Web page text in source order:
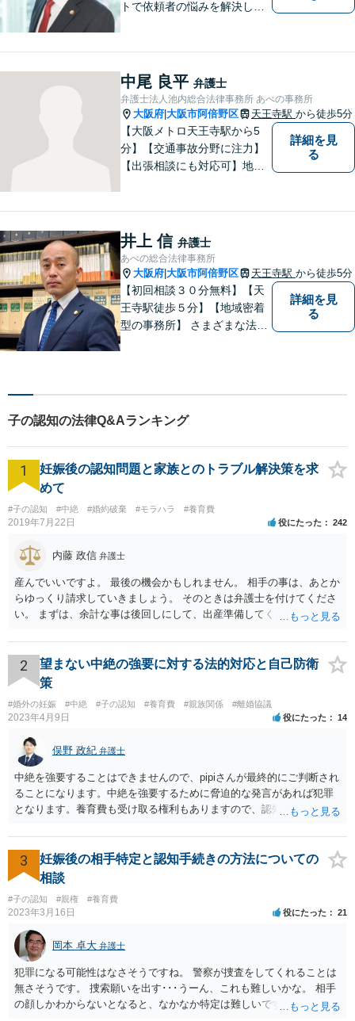
トで依頼者の悩みを解決しま
中尾 良平 弁護士
弁護士法人池内総合法律事務所 あべの事務所
大阪府 大阪市阿倍野区 天王寺駅 から徒歩5分
【大阪メトロ天王寺駅から5
分】【交通事故分野に注力】
【出張相談にも対応可】地元
幅広い法律サービスを提供い
たします。お気軽にご相談く
ださい。
詳細を見
る
井上 信 弁護士
あべの総合法律事務所
大阪府 大阪市阿倍野区 天王寺駅 から徒歩5分
【初回相談３０分無料】【天
王寺駅徒歩５分】【地域密着
型の事務所】 さまざまな法律
相続、インターネット上のト
ラブルに注力！！
詳細を見
る
子の認知の法律Q&Aランキング
1
妊娠後の認知問題と家族とのトラブル解決策を求
めて
#子の認知 #中絶 #婚約破棄 #モラハラ #養育費
2019年7月22日 役にたった 242
内藤 政信 弁護士
産んでいいですよ。 最後の機会かもしれません。 相手の事は、あとか
らゆっくり請求していきましょう。 そのときは弁護士を付けてくださ
い。 まずは、余計な事は後回しにして、出産準備してください。
2
望まない中絶の強要に対する法的対応と自己防衛
策
#婚外の妊娠 #中絶 #子の認知 #養育費 #親族関係 #離婚協議
2023年4月9日 役にたった 14
俣野 政紀 弁護士
中絶を強要することはできませんので、pipiさんが最終的にご判断され
ることになります。中絶を強要するために脅迫的な発言があれば犯罪
となります。養育費も受け取る権利もありますので、認知等につきお
勧めします。
3
妊娠後の相手特定と認知手続きの方法についての
相談
#子の認知 #親権 #養育費
2023年3月16日 役にたった 21
岡本 卓大 弁護士
犯罪になる可能性はなさそうですね。 警察が捜査をしてくれることは
無さそうです。 捜索願いを出す･･･うーん、これも難しいかな。 相手
の顔しかわからないとなると、なかなか特定は難しいですね。 お役に